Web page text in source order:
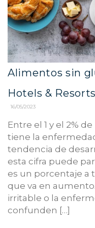
Alimentos sin
Hotels & Resorts
16/05/2023
Entre el 1 y el 2%
tiene la
tendencia de
esta cifra puede
es un porcentaje a
que va en
irritable o la
confunden […]